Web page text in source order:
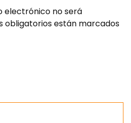
electrónico no será
obligatorios están marcados